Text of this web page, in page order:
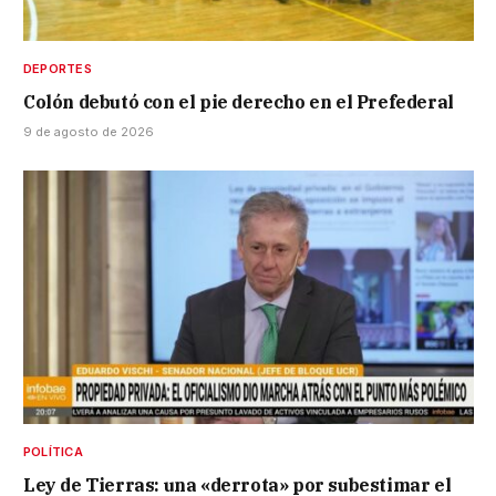
DEPORTES
Colón debutó con el pie derecho en el Prefederal
9 de agosto de 2026
POLÍTICA
Ley de Tierras: una «derrota» por subestimar el